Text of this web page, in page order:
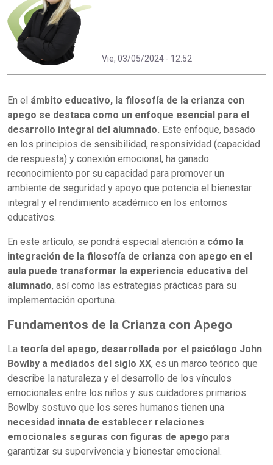
Vie, 03/05/2024 - 12:52
En el ámbito educativo, la filosofía de la crianza con
apego se destaca como un enfoque esencial para el
desarrollo integral del alumnado. Este enfoque, basado
en los principios de sensibilidad, responsividad (capacidad
de respuesta) y conexión emocional, ha ganado
reconocimiento por su capacidad para promover un
ambiente de seguridad y apoyo que potencia el bienestar
integral y el rendimiento académico en los entornos
educativos.
En este artículo, se pondrá especial atención a cómo la
integración de la filosofía de crianza con apego en el
aula puede transformar la experiencia educativa del
alumnado, así como las estrategias prácticas para su
implementación oportuna.
Fundamentos de la Crianza con Apego
La teoría del apego, desarrollada por el psicólogo John
Bowlby a mediados del siglo XX, es un marco teórico que
describe la naturaleza y el desarrollo de los vínculos
emocionales entre los niños y sus cuidadores primarios.
Bowlby sostuvo que los seres humanos tienen una
necesidad innata de establecer relaciones
emocionales seguras con figuras de apego para
garantizar su supervivencia y bienestar emocional.